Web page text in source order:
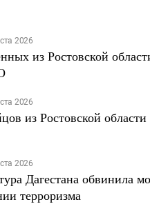
2026
из Ростовской
2026
из Ростовской
2026
Дагестана обвинила
терроризма